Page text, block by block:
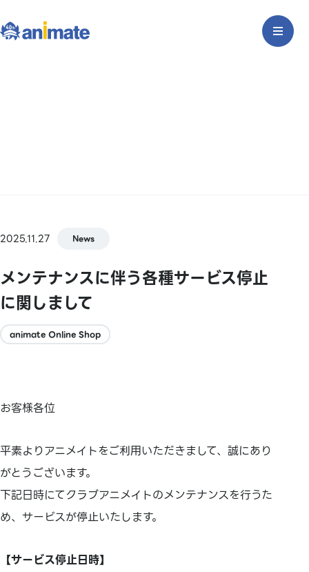
2025.11.27 News
メンテナンスに伴う各種サービス停止
に関しまして
animate Online Shop
お客様各位
平素よりアニメイトをご利用いただきまして、誠にあり
がとうございます。
下記日時にてクラブアニメイトのメンテナンスを行うた
め、サービスが停止いたします。
【サービス停止日時】